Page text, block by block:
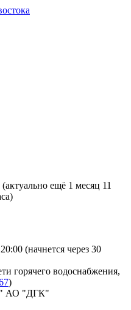
(актуально ещё 1 месяц 11
(начнется через 30
горячего водоснабжения,
)
АО "ДГК"